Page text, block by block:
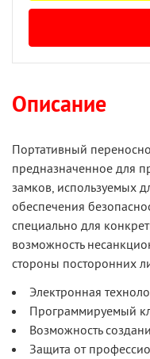
Описание
Портативный
предназначенное для
замков, используемых
обеспечения
специально для
возможность
стороны посторонних
Электронная
Программируемый
Возможность
Защита от